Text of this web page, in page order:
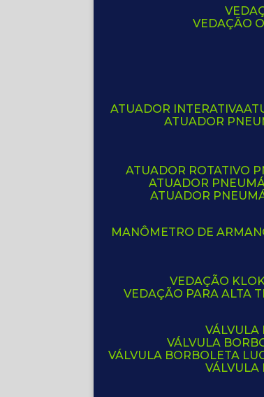
VEDAÇÃO
ATUADOR INTERATIVA
ATUADOR
ATUADOR ROTATIVO
ATUADOR
ATUADOR
MANÔMETRO DE AR
VEDAÇÃO
VEDAÇÃO PARA ALTA
VÁLVULA
VÁLVULA BORBOLETA